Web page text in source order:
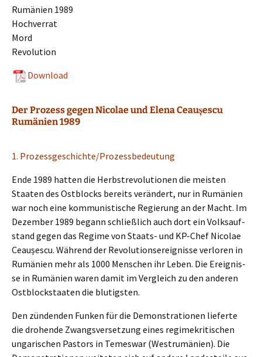
Rumäni­en 1989
Hochverrat
Mord
Revolution
Download
Der Prozess gegen Nicolae und Elena Ceaușescu
Rumänien 1989
1. Prozessgeschichte/Prozessbedeutung
Ende 1989 hatten die Herbst­re­vo­lu­tio­nen die meisten
Staaten des Ostblocks bereits verän­dert, nur in Rumäni­en
war noch eine kommu­nis­ti­sche Regie­rung an der Macht. Im
Dezem­ber 1989 begann schließ­lich auch dort ein Volks­auf­
stand gegen das Regime von Staats- und KP-Chef Nicolae
Ceaușes­cu. Während der Revolu­ti­ons­er­eig­nis­se verlo­ren in
Rumäni­en mehr als 1000 Menschen ihr Leben. Die Ereig­nis­
se in Rumäni­en waren damit im Vergleich zu den anderen
Ostblock­staa­ten die blutigsten.
Den zünden­den Funken für die Demons­tra­tio­nen liefer­te
die drohen­de Zwangs­ver­set­zung eines regime­kri­ti­schen
ungari­schen Pastors in Temes­war (Westru­mä­ni­en). Die